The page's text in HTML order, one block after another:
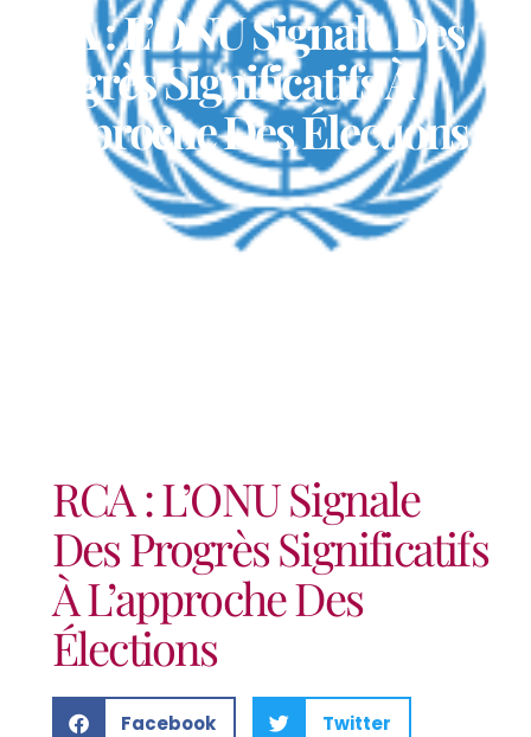
RCA : L’ONU Signale Des
Progrès Significatifs À
L’approche Des Élections
RCA : L’ONU Signale
Des Progrès Significatifs
À L’approche Des
Élections
Facebook Twitter